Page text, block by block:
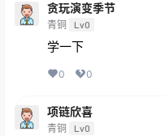
贪玩演变季节
青铜 Lv0
学一下
0 0
项链欣喜
青铜 Lv0